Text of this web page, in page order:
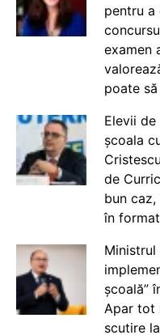
pentru a
examen
poate
Elevii
școala
de
bun
în
Ministrul
școală”
Apar tot
scutire